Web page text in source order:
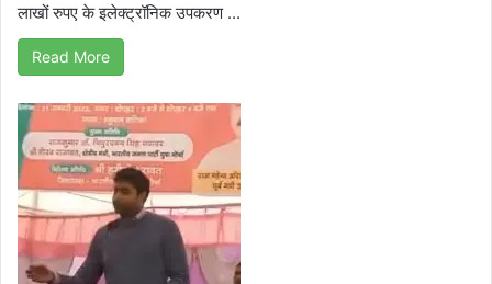
लाखों रुपए के इलेक्ट्रॉनिक उपकरण ...
Read More